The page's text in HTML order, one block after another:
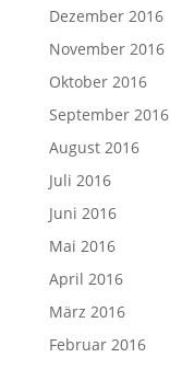
Dezember 2016
November 2016
Oktober 2016
September 2016
August 2016
Juli 2016
Juni 2016
Mai 2016
April 2016
März 2016
Februar 2016